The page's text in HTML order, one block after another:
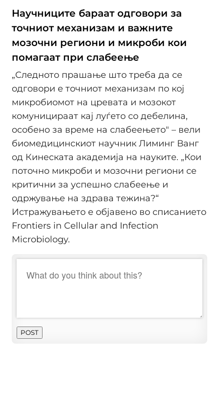
Научниците бараат одговори за
точниот механизам и важните
мозочни региони и микроби кои
помагаат при слабеење
„Следното прашање што треба да се
одговори е точниот механизам по кој
микробиомот на цревата и мозокот
комуницираат кај луѓето со дебелина,
особено за време на слабеењето" – вели
биомедицинскиот научник Лиминг Ванг
од Кинеската академија на науките. „Кои
поточно микроби и мозочни региони се
критични за успешно слабеење и
одржување на здрава тежина?“
Истражувањето е објавено во списанието
Frontiers in Cellular and Infection
Microbiology.
POST